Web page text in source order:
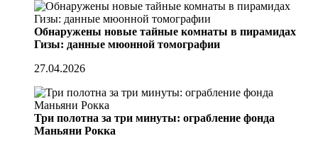
Обнаружены новые тайные комнаты в пирамидах
Гизы: данные мюонной томографии
27.04.2026
Три полотна за три минуты: ограбление фонда
Маньяни Рокка